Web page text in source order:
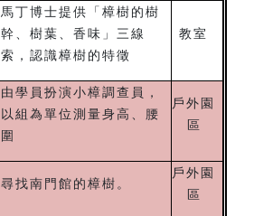
馬丁博士提供「樟樹的樹
幹、樹葉、香味」三線
索，認識樟樹的特徵
教室
由學員扮演小樟調查員，
以組為單位測量身高、腰
圍
戶外園
區
尋找南門館的樟樹。
戶外園
區